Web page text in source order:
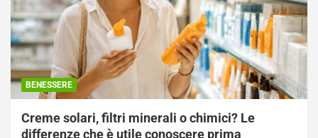
BENESSERE
Creme solari, filtri minerali o chimici? Le
differenze che è utile conoscere prima